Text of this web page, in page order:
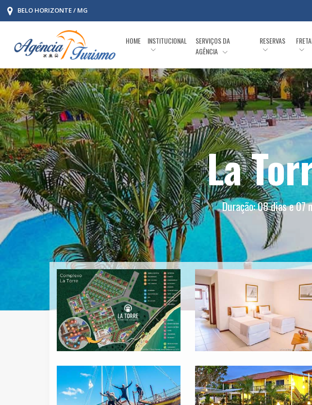
BELO HORIZONTE / MG
HOME INSTITUCIONAL
SERVIÇOS DA
AGÊNCIA
RESERVAS
La
Duração: 08 dias e